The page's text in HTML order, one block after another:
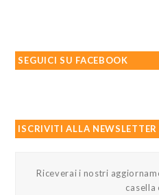
SEGUICI SU FACEBOOK
ISCRIVITI ALLA NEWSLETTER
Riceverai i nostri
casella